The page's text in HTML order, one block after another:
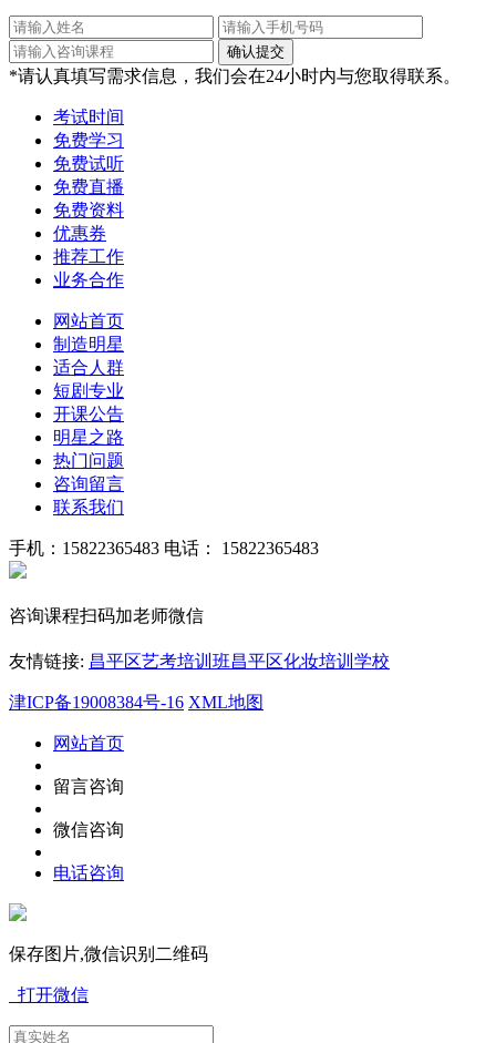
*请认真填写需求信息，我们会在24小时内与您取得联系。
考试时间
免费学习
免费试听
免费直播
免费资料
优惠券
推荐工作
业务合作
网站首页
制造明星
适合人群
短剧专业
开课公告
明星之路
热门问题
咨询留言
联系我们
手机：15822365483 电话： 15822365483
咨询课程扫码加老师微信
友情链接: 昌平区艺考培训班昌平区化妆培训学校
津ICP备19008384号-16 XML地图
网站首页
留言咨询
微信咨询
电话咨询
保存图片,微信识别二维码
打开微信